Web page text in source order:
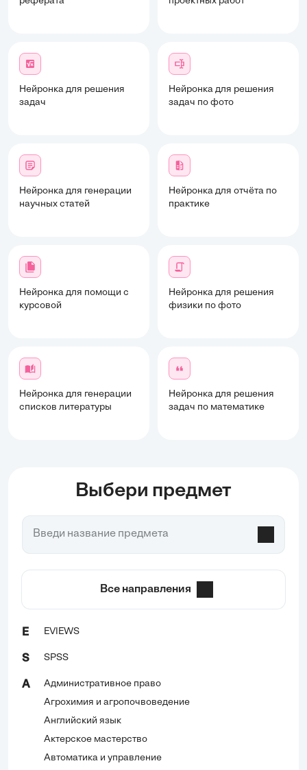
Нейронка для решения
задач
Нейронка для решения
задач по фото
Нейронка для генерации
научных статей
Нейронка для отчёта по
практике
Нейронка для помощи с
курсовой
Нейронка для решения
физики по фото
Нейронка для генерации
списков литературы
Нейронка для решения
задач по математике
Выбери предмет
Все направления
E EVIEWS
S SPSS
А
Административное право
Агрохимия и агропочвоведение
Английский язык
Актерское мастерство
Автоматика и управление